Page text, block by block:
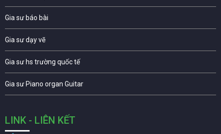
Gia sư báo bài
Gia sư dạy vẽ
Gia sư hs trường quốc tế
Gia sư Piano organ Guitar
LINK - LIÊN KẾT